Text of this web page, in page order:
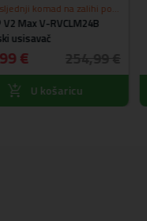
komad na zalihi po
cijeni
Max V-RVCLM24B
usisavač
€
U košaricu